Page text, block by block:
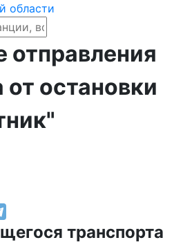
области
отправления
от остановки
транспорта